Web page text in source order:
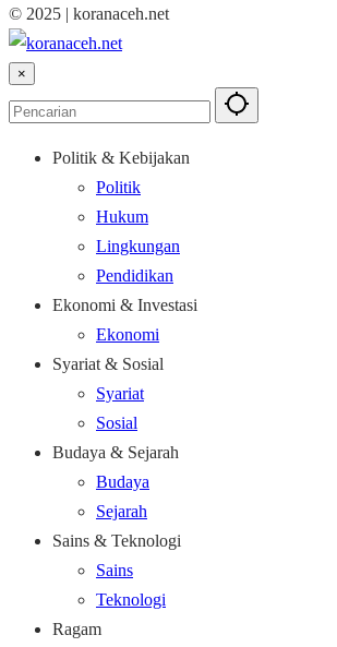
© 2025 | koranaceh.net
×
Politik & Kebijakan
Politik
Hukum
Lingkungan
Pendidikan
Ekonomi & Investasi
Ekonomi
Syariat & Sosial
Syariat
Sosial
Budaya & Sejarah
Budaya
Sejarah
Sains & Teknologi
Sains
Teknologi
Ragam